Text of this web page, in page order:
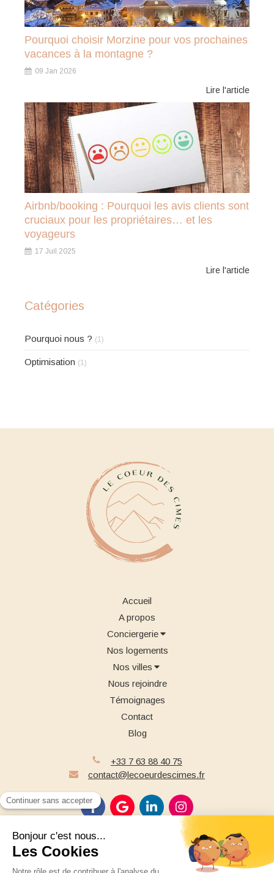
Pourquoi choisir Morzine pour vos prochaines
vacances à la montagne ?
09 Jan 2026
Lire l'article
Airbnb/booking : Pourquoi les avis clients sont
cruciaux pour les propriétaires… et les
voyageurs
17 Juil 2025
Lire l'article
Catégories
Pourquoi nous ? (1)
Optimisation (1)
Accueil
A propos
Conciergerie
Nos logements
Nos villes
Nous rejoindre
Témoignages
Contact
Blog
+33 7 63 88 40 75
contact@lecoeurdescimes.fr